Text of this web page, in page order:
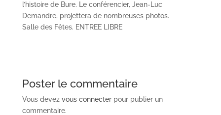
l’histoire de Bure. Le conférencier, Jean-Luc
Demandre, projettera de nombreuses photos.
Salle des Fêtes. ENTREE LIBRE
Poster le commentaire
Vous devez vous connecterpour publier un
commentaire.